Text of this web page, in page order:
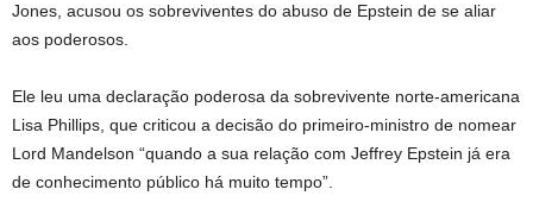
Jones, acusou os sobreviventes do abuso de Epstein de se aliar
aos poderosos.
Ele leu uma declaração poderosa da sobrevivente norte-americana
Lisa Phillips, que criticou a decisão do primeiro-ministro de nomear
Lord Mandelson “quando a sua relação com Jeffrey Epstein já era
de conhecimento público há muito tempo”.